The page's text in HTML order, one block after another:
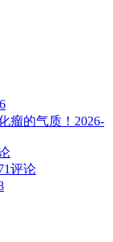
瘤的气质！ 2026-
1评论